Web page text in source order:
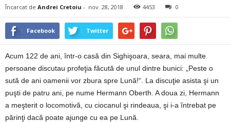
Încarcat de Andrei Cretoiu - nov. 28, 2018 4453 0
Facebook Twitter
Acum 122 de ani, într-o casă din Sighişoara, seara, mai multe
persoane discutau profeţia făcută de unul dintre bunici: „Peste o
sută de ani oamenii vor zbura spre Lună!“. La discuţie asista şi un
puşti de patru ani, pe nume Hermann Oberth. A doua zi, Hermann
a meşterit o locomotivă, cu ciocanul şi rindeaua, şi i-a întrebat pe
părinţi dacă poate ajunge cu ea pe Lună.